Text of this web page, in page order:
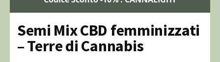
Semi Mix CBD femminizzati
– Terre di Cannabis